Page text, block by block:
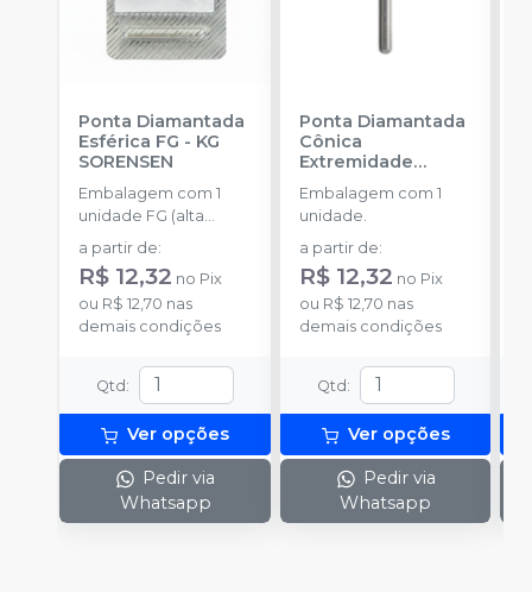
Ponta Diamantada
Esférica FG - KG
SORENSEN
Embalagem com 1
unidade FG (alta
rotação).
a partir de:
R$ 12,32 no Pix
ou R$ 12,70 nas
demais condições
Qtd :
Ver opções
Pedir via
Whatsapp
Ponta Diamantada
Cônica
Extremidade
Arredondada FG
KG SORENSEN
Embalagem com 1
unidade.
a partir de:
R$ 12,32 no Pix
ou R$ 12,70 nas
demais condições
Qtd :
Ver opções
Pedir via
Whatsapp